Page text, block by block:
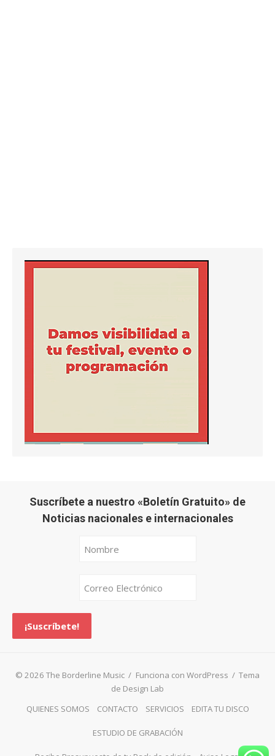
Suscríbete a nuestro «Boletín Gratuito» de
Noticias nacionales e internacionales
© 2026 The Borderline Music / Funciona con WordPress / Tema
de Design Lab
QUIENES SOMOS
CONTACTO SERVICIOS EDITA TU DISCO
ESTUDIO DE GRABACIÓN